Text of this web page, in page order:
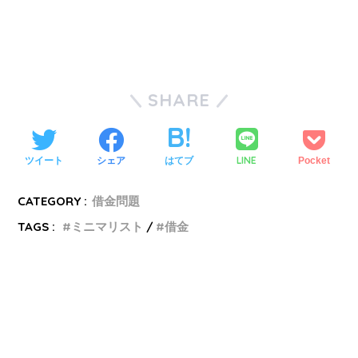
SHARE
ツイート シェア はてブ LINE Pocket
CATEGORY : 借金問題
TAGS :
ミニマリスト 借金